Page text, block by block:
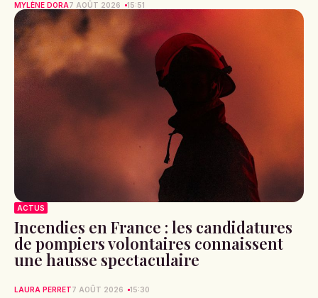
MYLÈNE DORA7 AOÛT 2026 15:51
ACTUS
Incendies en France : les candidatures
de pompiers volontaires connaissent
une hausse spectaculaire
LAURA PERRET7 AOÛT 2026 15:30